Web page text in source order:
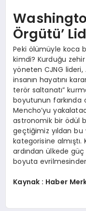
Örgütü’
Peki ölümüyle koca
kimdi? Kurduğu zehir
yöneten CJNG
insanın hayatını
terör saltanatı”
boyutunun farkında
Mencho’yu
astronomik bir ödül
geçtiğimiz yıldan
kategorisine almıştı.
ardından ülkede güç
boyuta
Kaynak : Haber